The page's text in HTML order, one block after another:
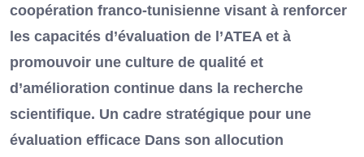
coopération franco-tunisienne visant à renforcer
les capacités d’évaluation de l’ATEA et à
promouvoir une culture de qualité et
d’amélioration continue dans la recherche
scientifique. Un cadre stratégique pour une
évaluation efficace Dans son allocution